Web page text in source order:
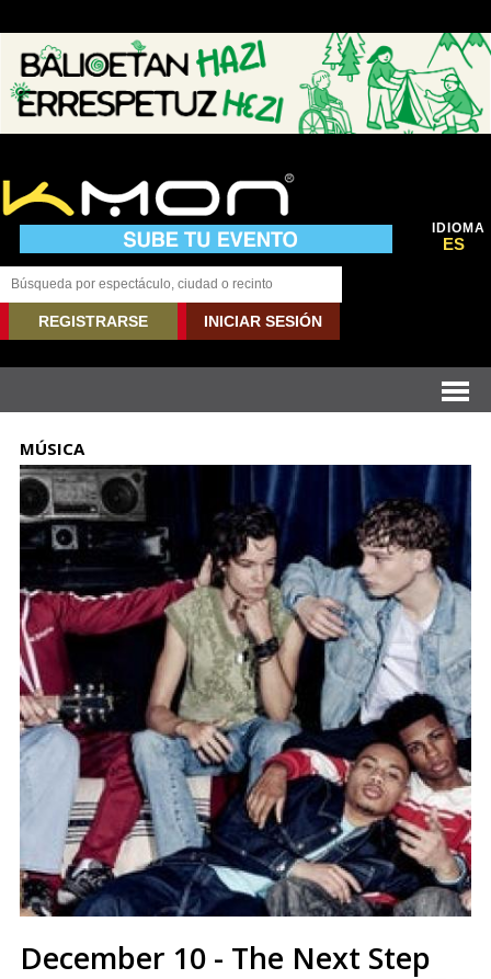
IDIOMA
ES
REGISTRARSE INICIAR SESIÓN
MÚSICA
December 10 - The Next Step